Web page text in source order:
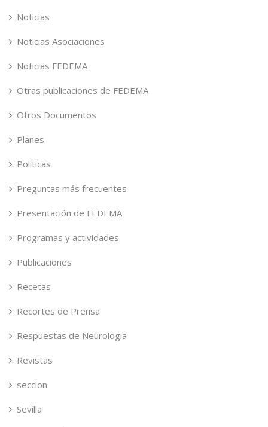
Noticias
Noticias Asociaciones
Noticias FEDEMA
Otras publicaciones de FEDEMA
Otros Documentos
Planes
Políticas
Preguntas más frecuentes
Presentación de FEDEMA
Programas y actividades
Publicaciones
Recetas
Recortes de Prensa
Respuestas de Neurologia
Revistas
seccion
Sevilla